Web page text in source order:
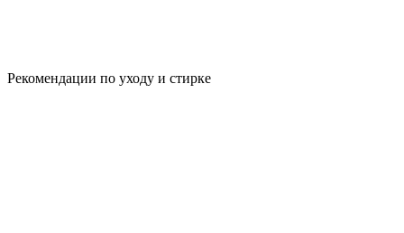
Рекомендации по уходу и стирке